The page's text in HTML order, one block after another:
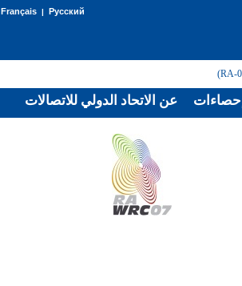
Français| Русский
عن الاتحاد الدولي للاتصالات